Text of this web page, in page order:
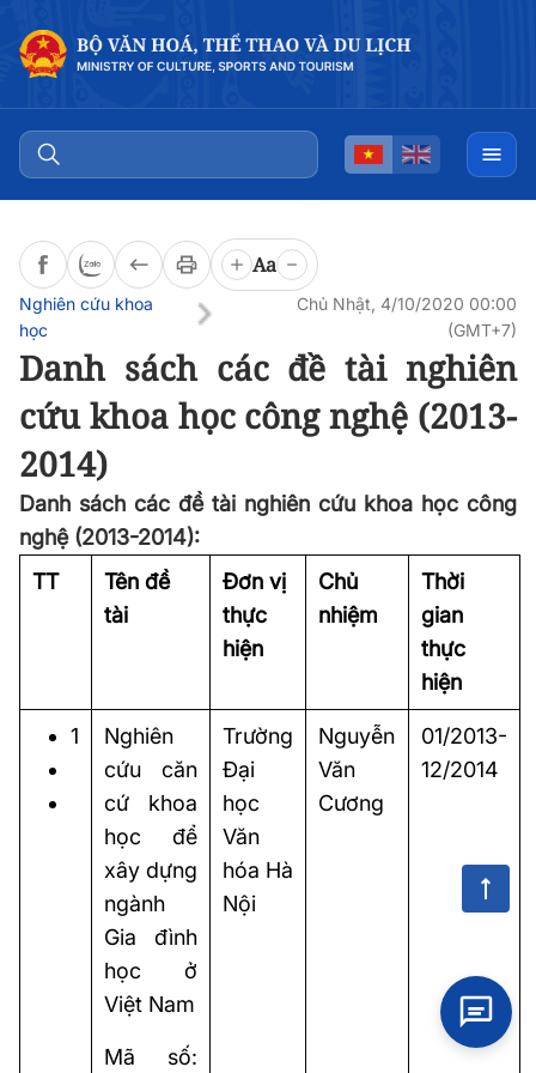
Aa
Nghiên cứu khoa
học
Chủ Nhật, 4/10/2020 00:00
(GMT+7)
Danh sách các đề tài nghiên
cứu khoa học công nghệ (2013-
2014)
Danh sách các đề tài nghiên cứu khoa học công
nghệ (2013-2014):
TT
Tên đề
tài
Đơn vị
thực
hiện
Chủ
nhiệm
Thời
gian
thực
hiện
1
Nghiên
cứu căn
cứ khoa
học để
xây dựng
ngành
Gia đình
học ở
Việt Nam
Mã số:
Trường
Đại
học
Văn
hóa Hà
Nội
Nguyễn
Văn
Cương
01/2013-
12/2014
Đọc bài